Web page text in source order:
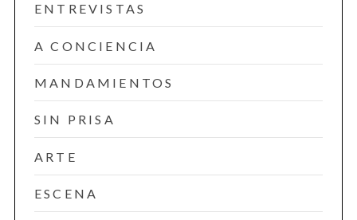
ENTREVISTAS
A CONCIENCIA
MANDAMIENTOS
SIN PRISA
ARTE
ESCENA